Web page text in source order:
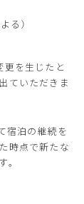
る）
を生じたと
ていただきま
宿泊の継続を
時点で新たな
。